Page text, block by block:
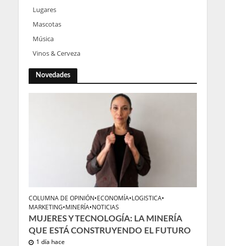
Lugares
Mascotas
Música
Vinos & Cerveza
Novedades
COLUMNA DE OPINIÓN•ECONOMÍA•LOGISTICA•
MARKETING•MINERÍA•NOTICIAS
MUJERES Y TECNOLOGÍA: LA MINERÍA
QUE ESTÁ CONSTRUYENDO EL FUTURO
1 día hace